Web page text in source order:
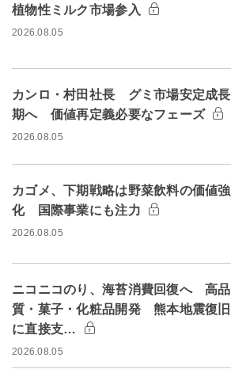
植物性ミルク市場参入
2026.08.05
カンロ・村田社長 グミ市場安定成長
期へ 価値再定義必要なフェーズ
2026.08.05
カゴメ、下期戦略は野菜飲料の価値強
化 国際事業にも注力
2026.08.05
ニコニコのり、海苔消費回復へ 高品
質・菓子・化粧品開発 熊本地震復旧
に直接支…
2026.08.05